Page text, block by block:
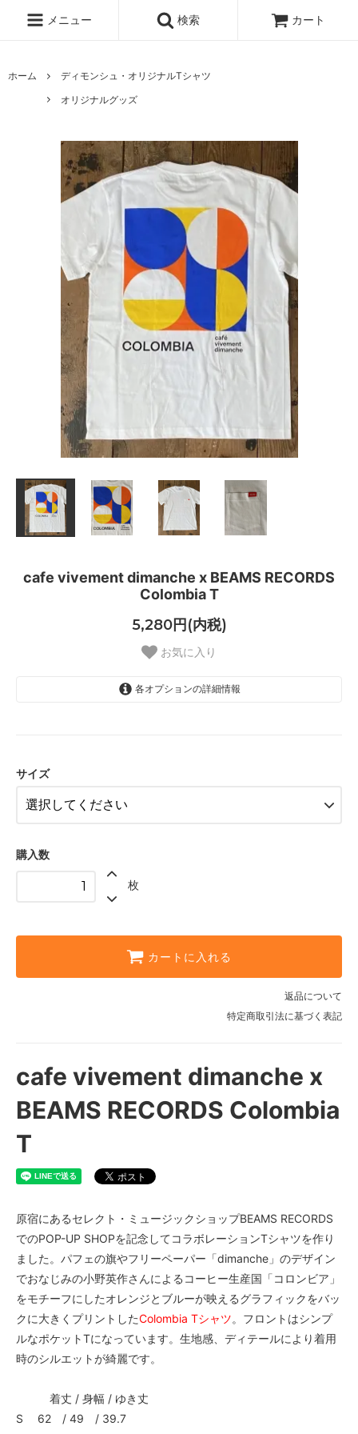
メニュー 検索 カート
ホーム
ディモンシュ・オリジナルTシャツ
オリジナルグッズ
cafe vivement dimanche x BEAMS RECORDS
Colombia T
5,280円(内税)
お気に入り
各オプションの詳細情報
サイズ
購入数
枚
カートに入れる
返品について
特定商取引法に基づく表記
cafe vivement dimanche x
BEAMS RECORDS Colombia
T
原宿にあるセレクト・ミュージックショップBEAMS RECORDS
でのPOP-UP SHOPを記念してコラボレーションTシャツを作り
ました。パフェの旗やフリーペーパー「dimanche」のデザイン
でおなじみの小野英作さんによるコーヒー生産国「コロンビア」
をモチーフにしたオレンジとブルーが映えるグラフィックをバッ
クに大きくプリントしたColombia Tシャツ。フロントはシンプ
ルなポケットTになっています。生地感、ディテールにより着用
時のシルエットが綺麗です。
着丈 / 身幅 / ゆき丈
S 62 / 49 / 39.7